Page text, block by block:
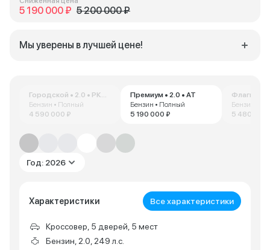
Городской • 2.0 • РКПП
Бензин • Полный
4 590 000 ₽
Премиум • 2.0 • AT
Бензин • Полный
5 190 000 ₽
Флагман •
Бензин •
5 480 000
Год: 2026
Характеристики Все характеристики
Кроссовер, 5 дверей, 5 мест
Бензин, 2.0, 249 л.с.
5 190 000 ₽ 5 200 000 ₽
Мы уверены в лучшей цене!